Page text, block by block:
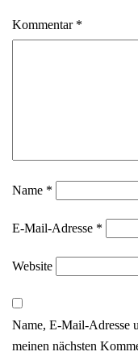
Kommentar *
Name *
E-Mail-Adresse *
Website
Name, E-Mail-Adresse
meinen nächsten